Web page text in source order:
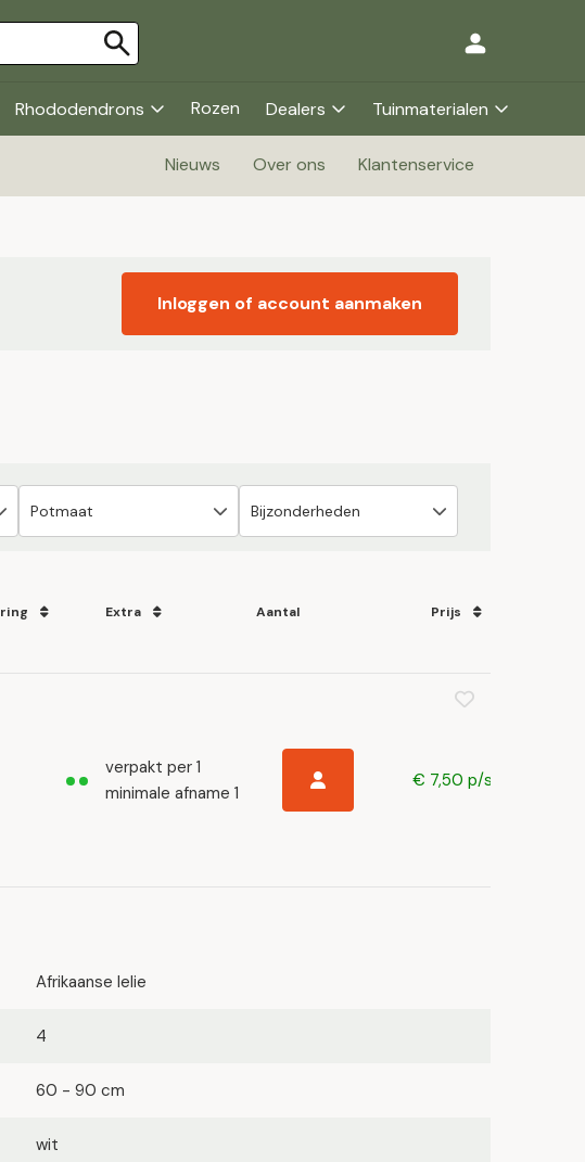
Rhododendrons Rozen Dealers Tuinmaterialen
Nieuws Over ons Klantenservice
Inloggen of account aanmaken
Extra Aantal Prijs
verpakt per 1
minimale afname 1
€ 7,50 p/s
Afrikaanse lelie
4
60 - 90 cm
wit